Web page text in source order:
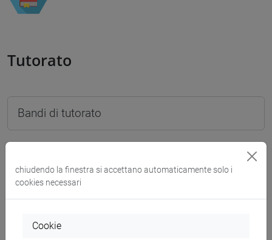
Tutorato
Bandi di tutorato
Direzione, corpo docente, personale
Internazionale
Verbali
chiudendo la finestra si accettano automaticamente solo i
cookies necessari
Cookie